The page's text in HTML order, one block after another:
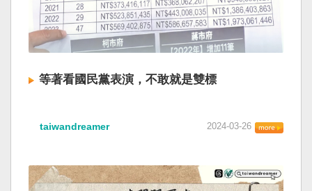
等著看國民黨表演，不敢就是雙標
taiwandreamer 2024-03-26